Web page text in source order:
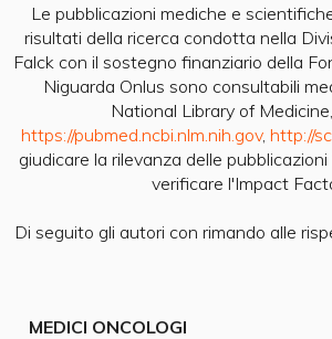
Le pubblicazioni mediche e
risultati della ricerca condotta nella
Falck con il sostegno finanziario della
Niguarda Onlus sono consultabili
National Library of
https://pubmed.ncbi.nlm.nih.gov, http://
giudicare la rilevanza delle
verificare l'Impact
Di seguito gli autori con rimando alle
MEDICI ONCOLOGI